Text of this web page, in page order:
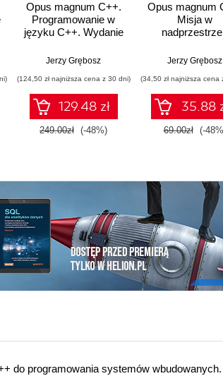
Opus magnum C++.
Programowanie w
języku C++. Wydanie
(komplet)
Jerzy Grębosz
(124,50 zł najniższa cena z 30 dni)
129.48 zł
249.00zł (-48%)
Opus magnum
Misja w
Wydanie II
Jerzy Grębosz
(34,50 zł najniższa cena
35.88
69.00zł (-
do programowania systemów wbudowanych.